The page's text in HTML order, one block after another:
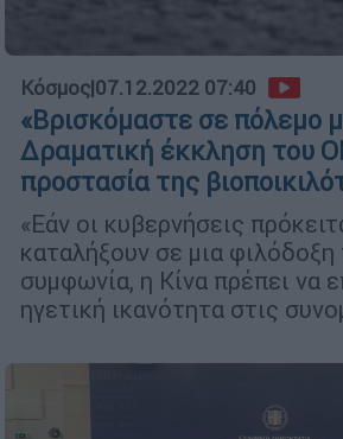
Κόσμος|07.12.2022 07:40
«Βρισκόμαστε σε πόλεμο
Δραματική έκκληση του
προστασία της
«Εάν οι κυβερνήσεις
καταλήξουν σε μια φιλόδοξη
συμφωνία, η Κίνα πρέπει να
ηγετική ικανότητα στις